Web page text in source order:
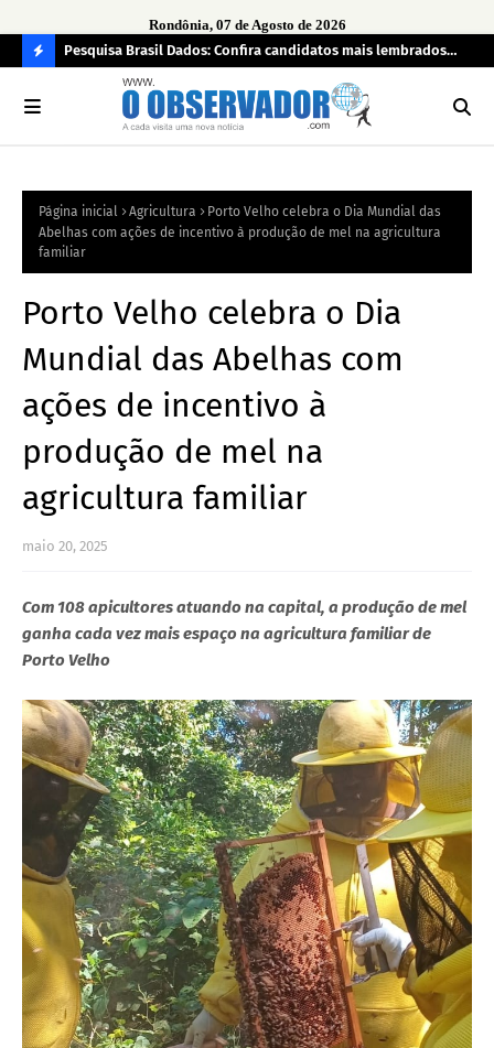
Rondônia, 07 de Agosto de 2026
O
R
A
Pesquisa Brasil Dados: Confira candidatos mais lembrados
pelo eleitorado de Rondônia para deputado estadual
Página inicial Agricultura
Porto Velho celebra o Dia Mundial das
Abelhas com ações de incentivo à produção de mel na agricultura
familiar
Porto Velho celebra o Dia
Mundial das Abelhas com
ações de incentivo à
produção de mel na
agricultura familiar
maio 20, 2025
Com 108 apicultores atuando na capital, a produção de mel
ganha cada vez mais espaço na agricultura familiar de
Porto Velho